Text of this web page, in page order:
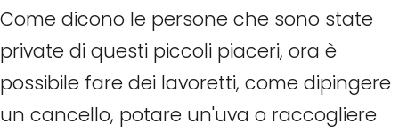
Come dicono le persone che sono state
private di questi piccoli piaceri, ora è
possibile fare dei lavoretti, come dipingere
un cancello, potare un'uva o raccogliere